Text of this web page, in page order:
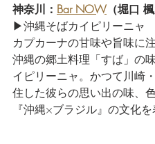
神奈川： Bar NOW （堀口
▶沖縄そばカイピリーニャ
カプカーナの甘味や旨味に注
沖縄の郷土料理「すば」の
イピリーニャ。かつて川崎
住した彼らの思い出の味、
『沖縄×ブラジル』の文化を